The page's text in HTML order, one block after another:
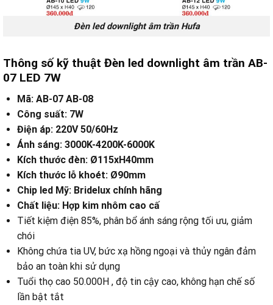
Đèn led downlight âm trần Hufa
Thông số kỹ thuật Đèn led downlight âm trần AB-
07 LED 7W
Mã: AB-07 AB-08
Công suất: 7W
Điện áp: 220V 50/60Hz
Ánh sáng: 3000K-4200K-6000K
Kích thước đèn: Ø115xH40mm
Kích thước lỗ khoét: Ø90mm
Chip led Mỹ: Bridelux chính hãng
Chất liệu: Hợp kim nhôm cao cấ
Tiết kiệm điện 85%, phân bổ ánh sáng rộng tối ưu, giảm
chói
Không chứa tia UV, bức xạ hồng ngoại và thủy ngân đảm
bảo an toàn khi sử dụng
Tuổi thọ cao 50.000H , độ tin cậy cao, không hạn chế số
lần bật tắt